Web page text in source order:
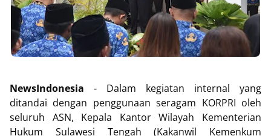
NewsIndonesia - Dalam kegiatan internal yang
ditandai dengan penggunaan seragam KORPRI oleh
seluruh ASN, Kepala Kantor Wilayah Kementerian
Hukum Sulawesi Tengah (Kakanwil Kemenkum